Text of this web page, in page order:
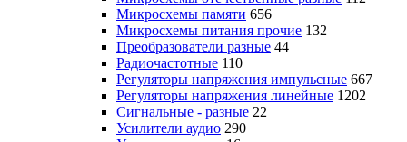
Микросхемы памяти 656
Микросхемы питания прочие 132
Преобразователи разные 44
Радиочастотные 110
Регуляторы напряжения импульсные 667
Регуляторы напряжения линейные 1202
Сигнальные - разные 22
Усилители аудио 290